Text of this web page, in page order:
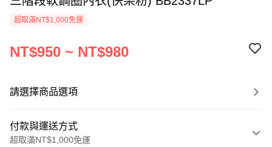
超取滿NT$1,000免運
NT$950 ~ NT$980
請選擇商品選項
付款與運送方式
超取滿NT$1,000免運